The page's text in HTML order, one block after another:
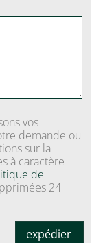
vos
demande ou
sur la
à caractère
de
24
expédier